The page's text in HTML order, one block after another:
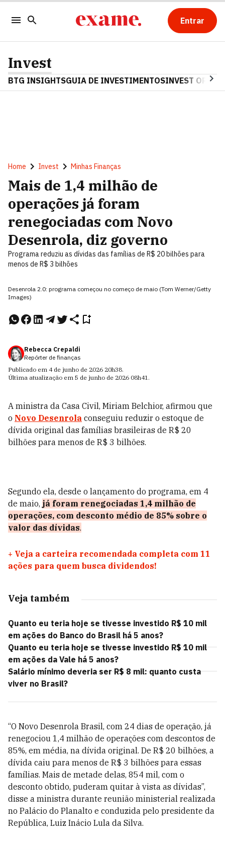
Entrar
Invest
BTG INSIGHTSGUIA DE INVESTIMENTOSINVEST OPINA
Home Invest Minhas Finanças
Mais de 1,4 milhão de
operações já foram
renegociadas com Novo
Desenrola, diz governo
Programa reduziu as dívidas das famílias de R$ 20 bilhões para
menos de R$ 3 bilhões
Desenrola 2.0: programa começou no começo de maio (Tom Werner/Getty
Images)
Rebecca Crepaldi
Repórter de finanças
Publicado em 4 de junho de 2026 20h38.
Última atualização em 5 de junho de 2026 08h41.
A ministra da Casa Civil, Miriam Belchior, afirmou que
o Novo Desenrola conseguiu reduzir o estoque de
dívida original das famílias brasileiras de R$ 20
bilhões para menos de R$ 3 bilhões.
Segundo ela, desde o lançamento do programa, em 4
de maio, já foram renegociadas 1,4 milhão de
operações, com desconto médio de 85% sobre o
valor das dívidas.
+ Veja a carteira recomendada completa com 11
ações para quem busca dividendos!
Veja também
Quanto eu teria hoje se tivesse investido R$ 10 mil
em ações do Banco do Brasil há 5 anos?
Quanto eu teria hoje se tivesse investido R$ 10 mil
em ações da Vale há 5 anos?
Salário mínimo deveria ser R$ 8 mil: quanto custa
viver no Brasil?
“O Novo Desenrola Brasil, com 24 dias de operação, já
renegociou 1,4 milhão de operações com descontos de
85%, em média, na dívida original. De R$ 20 bilhões, a
dívida caiu para menos de R$ 3 bilhões para essas
famílias. Mais de metade delas, 854 mil, com o
desconto obtido, puderam quitar à vista as dívidas”,
disse a ministra durante reunião ministerial realizada
no Palácio do Planalto e conduzida pelo presidente da
República, Luiz Inácio Lula da Silva.